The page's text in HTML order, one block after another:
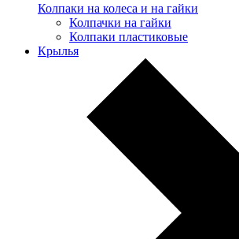
Колпаки на колеса и на гайки
Колпачки на гайки
Колпаки пластиковые
Крылья